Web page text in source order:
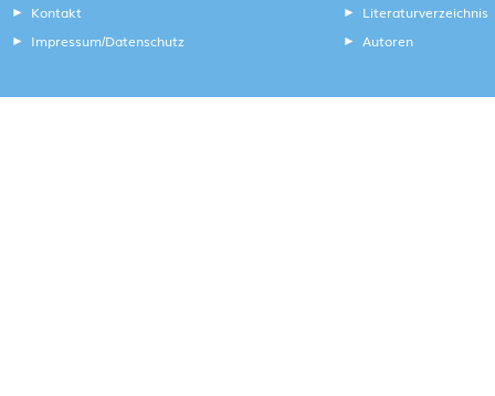
Kontakt
Impressum/Datenschutz
Literaturverzeichnis
Autoren